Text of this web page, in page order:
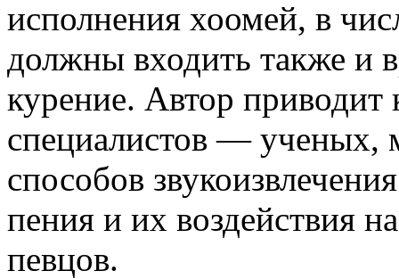
исполнения хоомей, в
должны входить также и
курение. Автор
специалистов — ученых,
способов
пения и их воздействия
певцов.